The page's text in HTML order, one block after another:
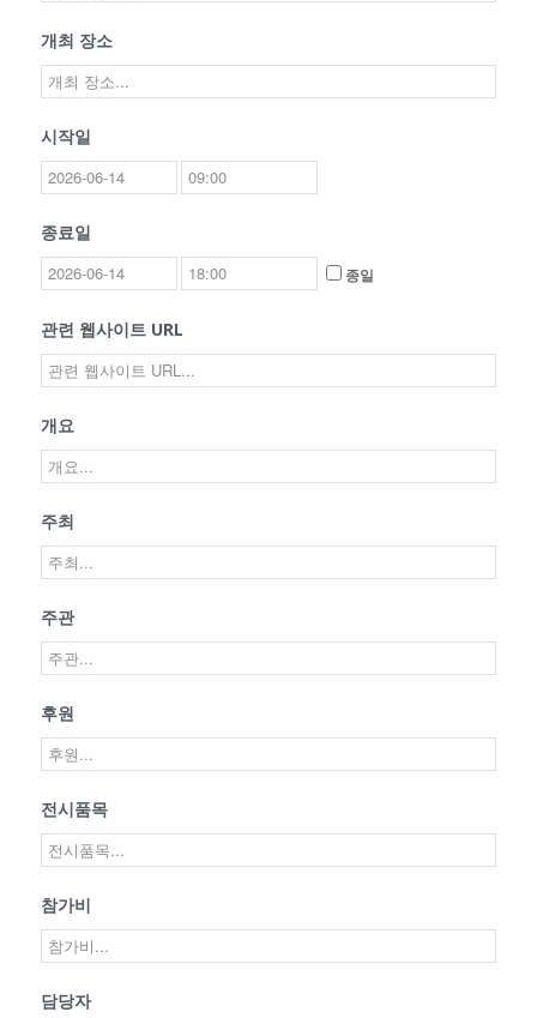
개최 장소
시작일
종료일
종일
관련 웹사이트 URL
개요
주최
주관
후원
전시품목
참가비
담당자